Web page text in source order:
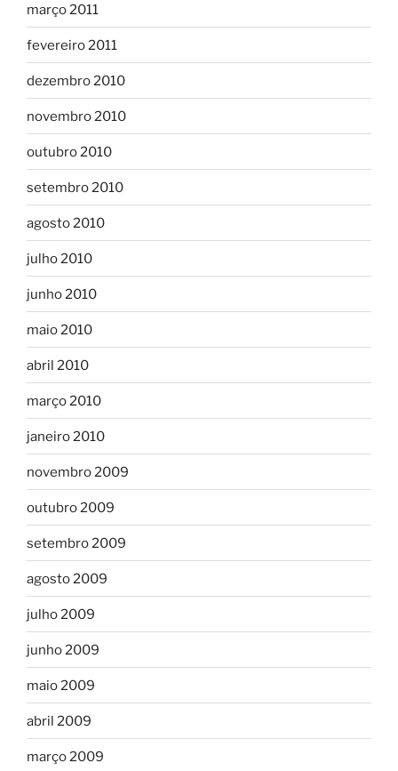
março 2011
fevereiro 2011
dezembro 2010
novembro 2010
outubro 2010
setembro 2010
agosto 2010
julho 2010
junho 2010
maio 2010
abril 2010
março 2010
janeiro 2010
novembro 2009
outubro 2009
setembro 2009
agosto 2009
julho 2009
junho 2009
maio 2009
abril 2009
março 2009